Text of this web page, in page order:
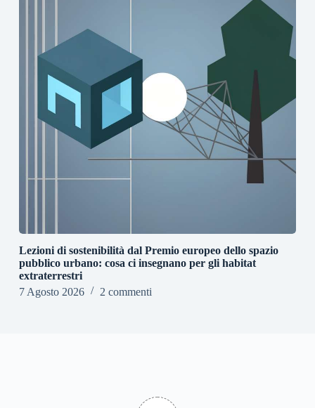
Lezioni di sostenibilità dal Premio europeo dello spazio
pubblico urbano: cosa ci insegnano per gli habitat
extraterrestri
7 Agosto 2026
2 commenti